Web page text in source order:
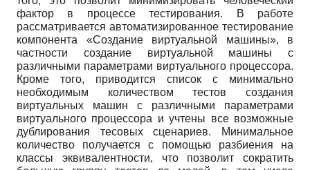
фактор в процессе тестирования. В работе
рассматривается автоматизированное тестирование
компонента «Создание виртуальной машины», в
частности создание виртуальной машины с
различными параметрами виртуального процессора.
Кроме того, приводится список с минимально
необходимым количеством тестов создания
виртуальных машин с различными параметрами
виртуального процессора и учтены все возможные
дублирования тесовых сценариев. Минимальное
количество получается с помощью разбиения на
классы эквивалентности, что позволит сократить